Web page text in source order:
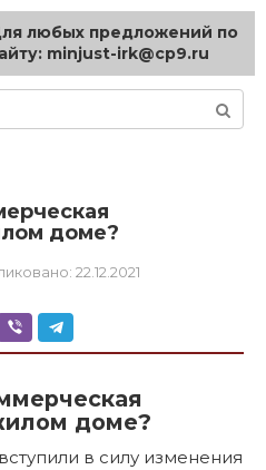
про автомобили
доме?
22.12.2021
доме?
в силу изменения
любых предложений по
minjust-irk@cp9.ru